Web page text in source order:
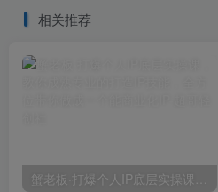
相关推荐
蟹老板·打爆个人IP底层实操课，教你成熟专业的打造IP技能，全方位带你做成一个能商业化IP